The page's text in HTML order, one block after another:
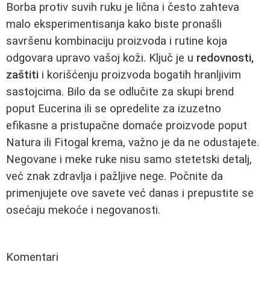
Borba protiv suvih ruku je lična i često zahteva
malo eksperimentisanja kako biste pronašli
savršenu kombinaciju proizvoda i rutine koja
odgovara upravo vašoj koži. Ključ je u redovnosti,
zaštiti i korišćenju proizvoda bogatih hranljivim
sastojcima. Bilo da se odlučite za skupi brend
poput Eucerina ili se opredelite za izuzetno
efikasne a pristupačne domaće proizvode poput
Natura ili Fitogal krema, važno je da ne odustajete.
Negovane i meke ruke nisu samo stetetski detalj,
već znak zdravlja i pažljive nege. Počnite da
primenjujete ove savete već danas i prepustite se
osećaju mekoće i negovanosti.
Komentari